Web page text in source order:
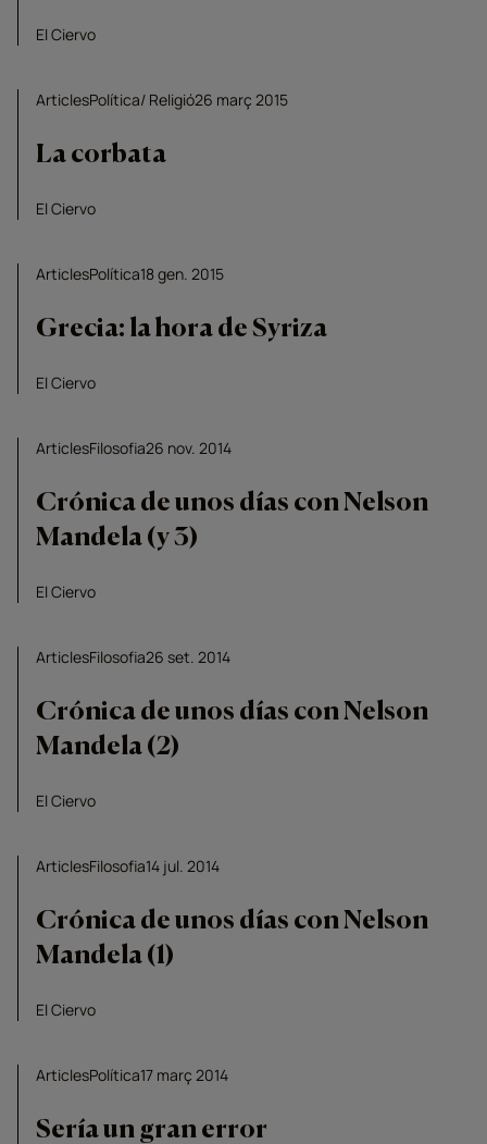
El Ciervo
ArticlesPolítica Religió26 març 2015
La corbata
El Ciervo
ArticlesPolítica18 gen. 2015
Grecia: la hora de Syriza
El Ciervo
ArticlesFilosofia26 nov. 2014
Crónica de unos días con Nelson
Mandela (y 3)
El Ciervo
ArticlesFilosofia26 set. 2014
Crónica de unos días con Nelson
Mandela (2)
El Ciervo
ArticlesFilosofia14 jul. 2014
Crónica de unos días con Nelson
Mandela (1)
El Ciervo
ArticlesPolítica17 març 2014
Sería un gran error